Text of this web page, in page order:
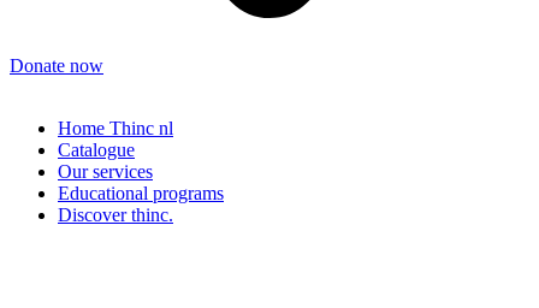
Donate now
Home Thinc nl
Catalogue
Our services
Educational programs
Discover thinc.